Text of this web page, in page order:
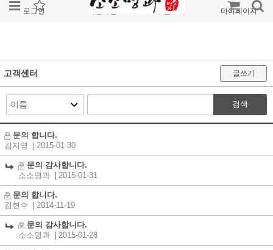
로그인 회원가입 주문조회 마이페이지
고객센터 글쓰기
검색
문의 합니다.
김지영
| 2015-01-30
문의 감사합니다.
소소명과
2015-01-31
문의 합니다.
김현수
| 2014-11-19
문의 감사합니다.
소소명과
2015-01-28